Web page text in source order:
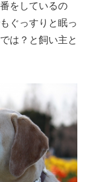
をしているの
ぐっすりと眠っ
は？と飼い主と